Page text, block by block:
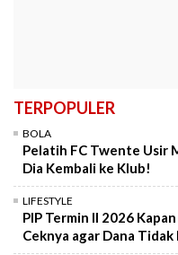
TERPOPULER
BOLA
Pelatih FC Twente Usir
Dia Kembali ke Klub!
LIFESTYLE
PIP Termin II 2026
Ceknya agar Dana Tidak